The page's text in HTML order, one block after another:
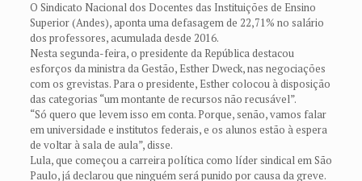
O Sindicato Nacional dos Docentes das Instituições de Ensino
Superior (Andes), aponta uma defasagem de 22,71% no salário
dos professores, acumulada desde 2016.
Nesta segunda-feira, o presidente da República destacou
esforços da ministra da Gestão, Esther Dweck, nas negociações
com os grevistas. Para o presidente, Esther colocou à disposição
das categorias “um montante de recursos não recusável”.
“Só quero que levem isso em conta. Porque, senão, vamos falar
em universidade e institutos federais, e os alunos estão à espera
de voltar à sala de aula”, disse.
Lula, que começou a carreira política como líder sindical em São
Paulo, já declarou que ninguém será punido por causa da greve.